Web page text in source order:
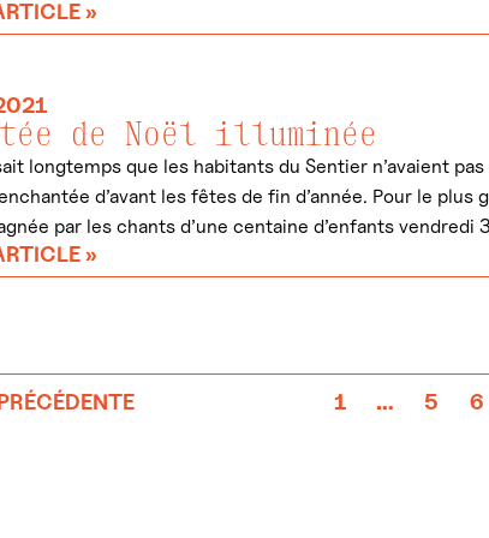
»
de Noël illuminée
longtemps que les habitants du Sentier n’avaient
d’avant les fêtes de fin d’année. Pour le
par les chants d’une centaine d’enfants vendredi
»
1 … 5 6